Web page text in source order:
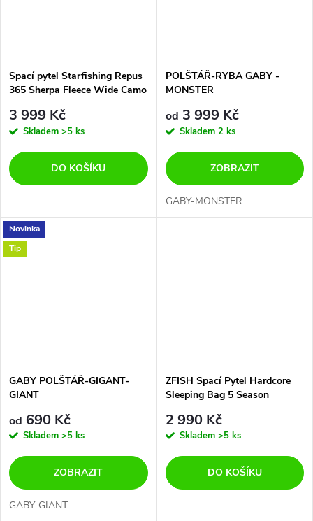
Spací pytel Starfishing Repus
365 Sherpa Fleece Wide Camo
3 999 Kč
Skladem >5 ks
DO KOŠÍKU
POLŠTÁŘ-RYBA GABY -
MONSTER
od 3 999 Kč
Skladem 2 ks
ZOBRAZIT
GABY-MONSTER
Novinka
Tip
GABY POLŠTÁŘ-GIGANT-
GIANT
od 690 Kč
Skladem >5 ks
ZOBRAZIT
GABY-GIANT
ZFISH Spací Pytel Hardcore
Sleeping Bag 5 Season
2 990 Kč
Skladem >5 ks
DO KOŠÍKU